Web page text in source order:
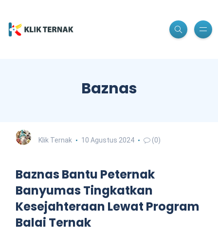
Baznas
Klik Ternak 10 Agustus 2024 (0)
Baznas Bantu Peternak
Banyumas Tingkatkan
Kesejahteraan Lewat Program
Balai Ternak